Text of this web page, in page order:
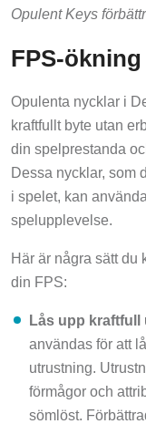
Opulent Keys
FPS-
Opulenta nycklar i
kraftfullt byte utan
din spelprestanda
Dessa nycklar, som
i spelet, kan
spelupplevelse.
Här är några sätt du
din FPS:
Lås upp kraftfull
användas för att
utrustning.
förmågor och
sömlöst.